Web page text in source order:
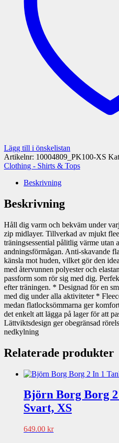
Lägg till i önskelistan
Artikelnr: 10004809_PK100-XS
Clothing - Shirts & Tops
Beskrivning
Beskrivning
Håll dig varm och bekväm under
zip midlayer. Tillverkad av mjukt
träningsessential pålitlig värme utan
andningsförmågan. Anti-skavande
känsla mot huden, vilket gör den
med återvunnen polyester och
passform som rör sig med dig.
efter träningen. * Designad för en
med dig under alla aktiviteter *
medan flatlocksömmarna ger
det enkelt att lägga på lager för att
Lättviktsdesign ger obegränsad
nedkylning
Relaterade produkter
Björn Borg Borg
Svart, XS
649.00 kr